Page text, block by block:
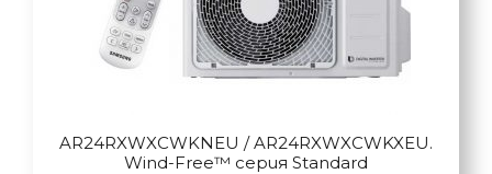
AR24RXWXCWKNEU / AR24RXWXCWKXEU.
Wind-Free™ серия Standard